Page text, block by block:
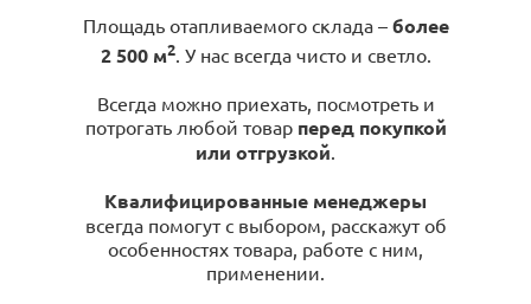
Площадь отапливаемого склада – более
2 500 м2. У нас всегда чисто и светло.
Всегда можно приехать, посмотреть и
потрогать любой товар перед покупкой
или отгрузкой.
Квалифицированные менеджеры
всегда помогут с выбором, расскажут об
особенностях товара, работе с ним,
применении.